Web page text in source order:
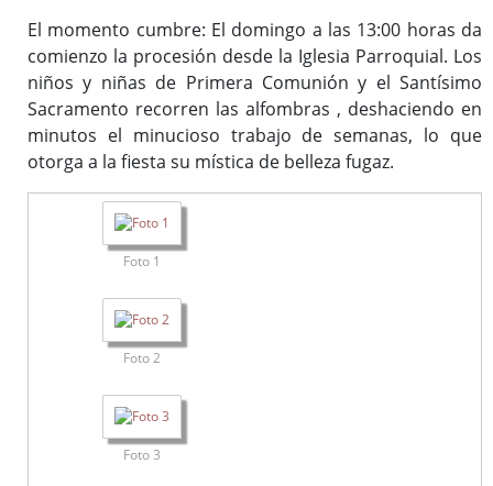
El momento cumbre: El domingo a las 13:00 horas da
comienzo la procesión desde la Iglesia Parroquial. Los
niños y niñas de Primera Comunión y el Santísimo
Sacramento recorren las alfombras , deshaciendo en
minutos el minucioso trabajo de semanas, lo que
otorga a la fiesta su mística de belleza fugaz.
Foto 1
Foto 2
Foto 3